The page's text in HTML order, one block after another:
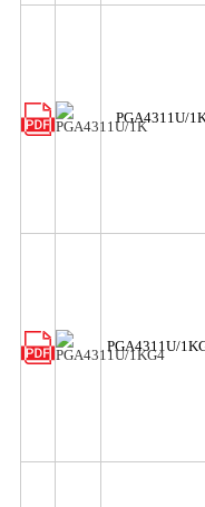
PGA4311U/
PGA4311U/